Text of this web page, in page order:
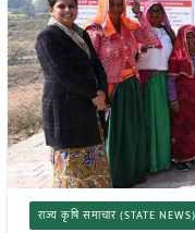
राज्य कृषि समाचार (STATE NEWS)